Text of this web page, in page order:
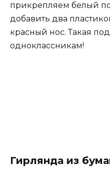
прикрепляем белый
добавить два
красный нос. Такая
одноклассникам!
Гирлянда из